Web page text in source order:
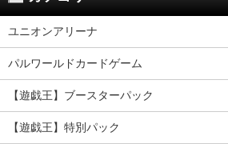
ユニオンアリーナ
パルワールドカードゲーム
【遊戯王】ブースターパック
【遊戯王】特別パック